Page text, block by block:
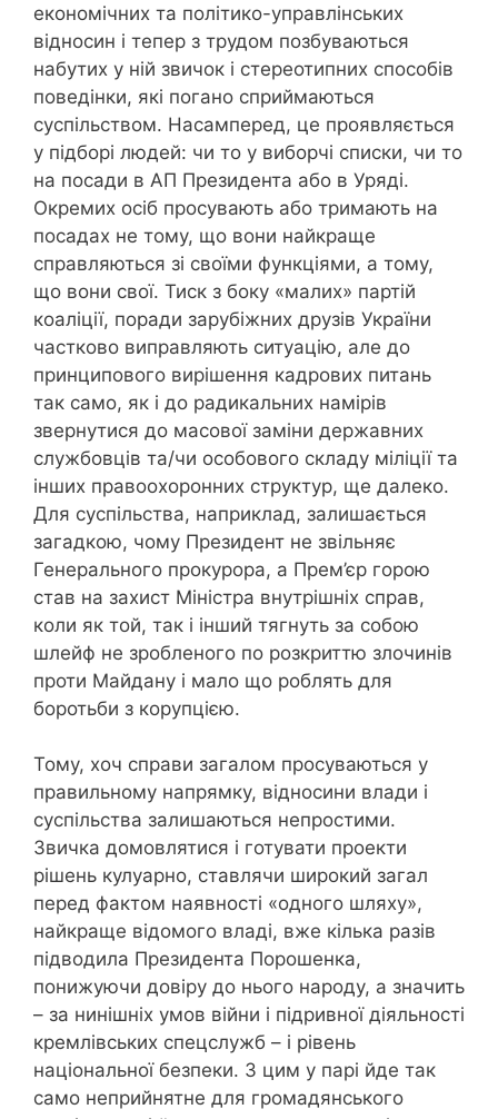
економічних та політико-управлінських
відносин і тепер з трудом позбуваються
набутих у ній звичок і стереотипних способів
поведінки, які погано сприймаються
суспільством. Насамперед, це проявляється
у підборі людей: чи то у виборчі списки, чи то
на посади в АП Президента або в Уряді.
Окремих осіб просувають або тримають на
посадах не тому, що вони найкраще
справляються зі своїми функціями, а тому,
що вони свої. Тиск з боку «малих» партій
коаліції, поради зарубіжних друзів України
частково виправляють ситуацію, але до
принципового вирішення кадрових питань
так само, як і до радикальних намірів
звернутися до масової заміни державних
службовців та/чи особового складу міліції та
інших правоохоронних структур, ще далеко.
Для суспільства, наприклад, залишається
загадкою, чому Президент не звільняє
Генерального прокурора, а Прем’єр горою
став на захист Міністра внутрішніх справ,
коли як той, так і інший тягнуть за собою
шлейф не зробленого по розкриттю злочинів
проти Майдану і мало що роблять для
боротьби з корупцією.
Тому, хоч справи загалом просуваються у
правильному напрямку, відносини влади і
суспільства залишаються непростими.
Звичка домовлятися і готувати проекти
рішень кулуарно, ставлячи широкий загал
перед фактом наявності «одного шляху»,
найкраще відомого владі, вже кілька разів
підводила Президента Порошенка,
понижуючи довіру до нього народу, а значить
– за нинішніх умов війни і підривної діяльності
кремлівських спецслужб – і рівень
національної безпеки. З цим у парі йде так
само неприйнятне для громадянського